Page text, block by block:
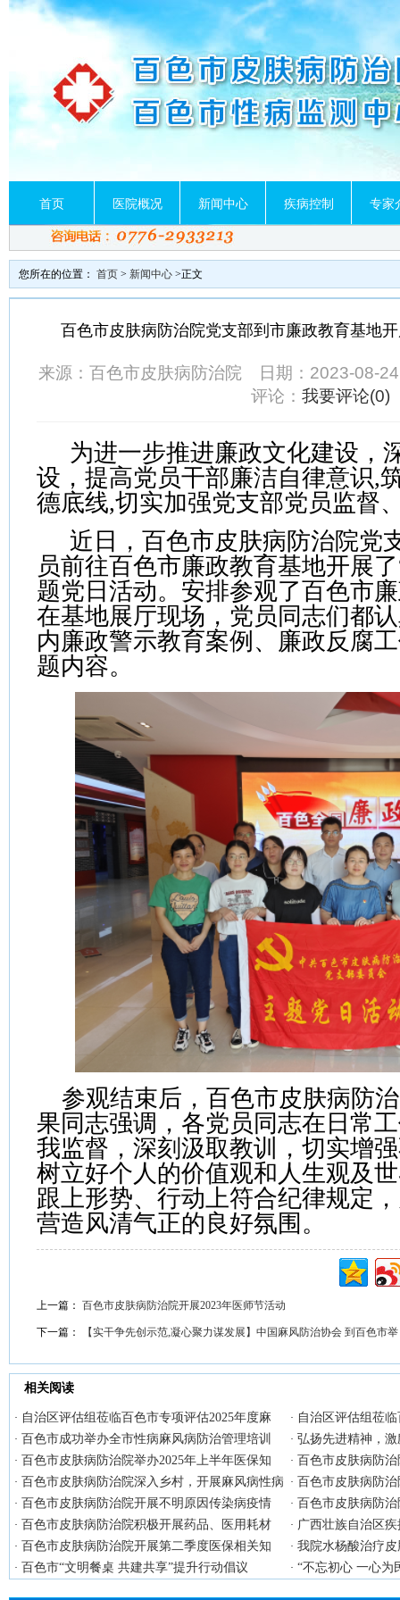
首页 医院概况 新闻中心 疾病控制 专家
您所在的位置： 首页 > 新闻中心 >正文
百色市皮肤病防治院党支部到市廉政教育基地
来源：百色市皮肤病防治院 日期：2023-08-
评论： 我要评论(0)
为进一步推进廉政文化建设，
设，提高党员干部廉洁自律意识,
德底线,切实加强党支部党员监督
近日，百色市皮肤病防治院党
员前往百色市廉政教育基地开展了
题党日活动。安排参观了百色市
在基地展厅现场，党员同志们都
内廉政警示教育案例、廉政反腐
题内容。
参观结束后，百色市皮肤病防
果同志强调，各党员同志在日常
我监督， 深刻汲取教训
，切实增
树立好个人的价值观和人生观及
跟上形势、行动上符合纪律规定
营造风清气正的良好氛围。
上一篇： 百色市皮肤病防治院开展2023年医师节活动
下一篇： 【实干争先创示范,凝心聚力谋发展】中国麻风防治协会 到百色市举
相关阅读
· 自治区评估组莅临百色市专项评估2025年度麻 · 自治区评估组莅
· 百色市成功举办全市性病麻风病防治管理培训 · 弘扬先进精神，
· 百色市皮肤病防治院举办2025年上半年医保知 · 百色市皮肤病防
· 百色市皮肤病防治院深入乡村，开展麻风病性病 · 百色市皮肤病防
· 百色市皮肤病防治院开展不明原因传染病疫情 · 百色市皮肤病防
· 百色市皮肤病防治院积极开展药品、医用耗材 · 广西壮族自治区
· 百色市皮肤病防治院开展第二季度医保相关知 · 我院水杨酸治疗
· 百色市“文明餐桌 共建共享”提升行动倡议 · “不忘初心 一心为